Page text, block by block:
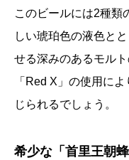
このビールには2種類
しい琥珀色の液色と
せる深みのあるモル
「Red X」の使用に
じられるでしょう。
希少な「首里王朝